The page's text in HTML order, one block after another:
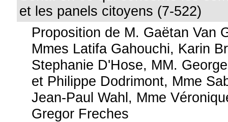
et les panels citoyens (7-522)
Proposition de M. Gaëtan Van
Mmes Latifa Gahouchi, Karin
Stephanie D'Hose, MM.
et Philippe Dodrimont, Mme
Jean-Paul Wahl, Mme
Gregor Freches